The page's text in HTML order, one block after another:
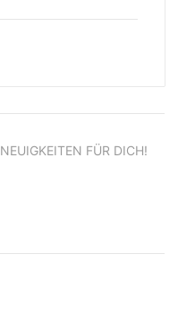
NEUIGKEITEN FÜR DICH!